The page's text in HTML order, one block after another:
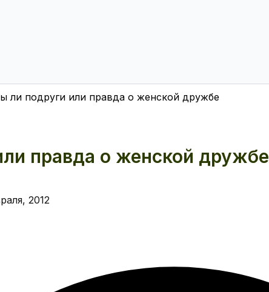
ли подруги или правда о женской дружбе
правда о женской дружбе
2012